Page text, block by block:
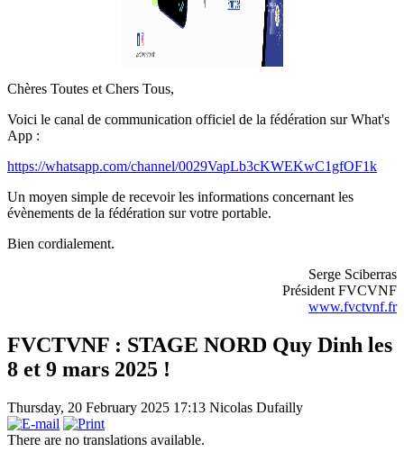
Chères Toutes et Chers Tous,
Voici le canal de communication officiel de la fédération sur What's
App :
https://whatsapp.com/channel/0029VapLb3cKWEKwC1gfOF1k
Un moyen simple de recevoir les informations concernant les
évènements de la fédération sur votre portable.
Bien cordialement.
Serge Sciberras
Président FVCVNF
www.fvctvnf.fr
FVCTVNF : STAGE NORD Quy Dinh les
8 et 9 mars 2025 !
Thursday, 20 February 2025 17:13 Nicolas Dufailly
There are no translations available.